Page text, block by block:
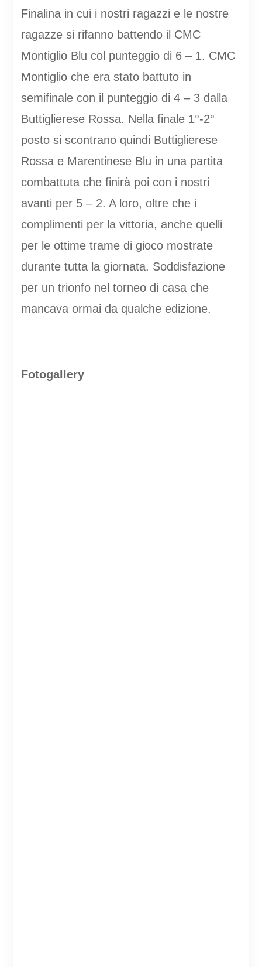
Finalina in cui i nostri ragazzi e le nostre
ragazze si rifanno battendo il CMC
Montiglio Blu col punteggio di 6 – 1. CMC
Montiglio che era stato battuto in
semifinale con il punteggio di 4 – 3 dalla
Buttiglierese Rossa. Nella finale 1°-2°
posto si scontrano quindi Buttiglierese
Rossa e Marentinese Blu in una partita
combattuta che finirà poi con i nostri
avanti per 5 – 2. A loro, oltre che i
complimenti per la vittoria, anche quelli
per le ottime trame di gioco mostrate
durante tutta la giornata. Soddisfazione
per un trionfo nel torneo di casa che
mancava ormai da qualche edizione.
Fotogallery